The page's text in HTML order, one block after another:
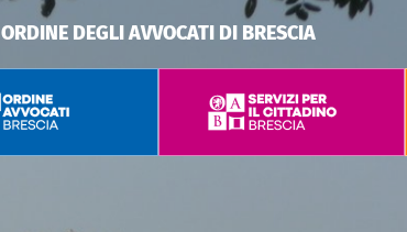
ORDINE DEGLI AVVOCATI DI BRESCIA